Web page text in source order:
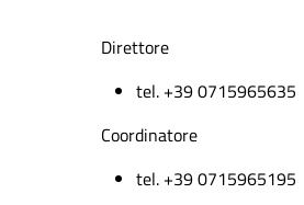
Direttore
tel. +39 0715965635
Coordinatore
tel. +39 0715965195